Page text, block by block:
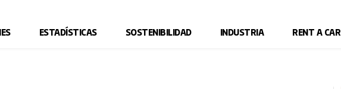
ESTADÍSTICAS SOSTENIBILIDAD INDUSTRIA RENT A CAR